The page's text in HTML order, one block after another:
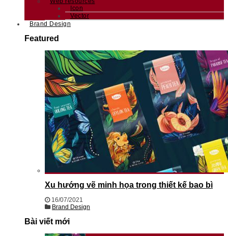
Icon
Vector
Brand Design
Featured
Xu hướng vẽ minh họa trong thiết kế bao bì
16/07/2021
Brand Design
Bài viết mới